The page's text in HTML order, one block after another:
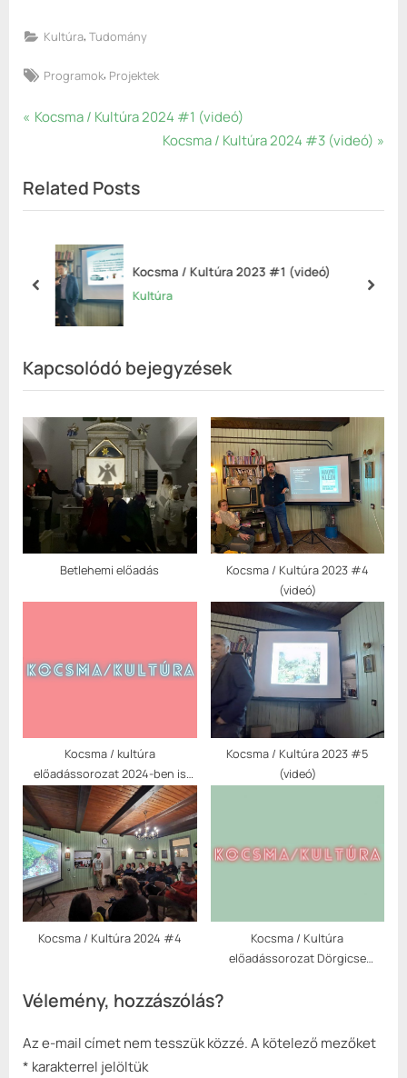
Kultúra, Tudomány
Tags:
Programok, Projektek
Bejegyzés
P
v
i
s
t
Kocsma / Kultúra 2024 #1 (videó)
N
t
s
t
Kocsma / Kultúra 2024 #3 (videó)
Related Posts
Kocsma / Kultúra 2023 #1 (videó)
Kultúra
prev next
Kapcsolódó bejegyzések
Betlehemi előadás
Kocsma / Kultúra 2023 #4
(videó)
Kocsma / kultúra
előadássorozat 2024-ben is
folytatódik Dörgicse
Önkormányzata rendezésében
Kocsma / Kultúra 2023 #5
(videó)
Kocsma / Kultúra 2024 #4
Kocsma / Kultúra
előadássorozat Dörgicse
Vélemény, hozzászólás?
Az e-mail címet nem tesszük közzé.A kötelező mezőket
* karakterrel jelöltük